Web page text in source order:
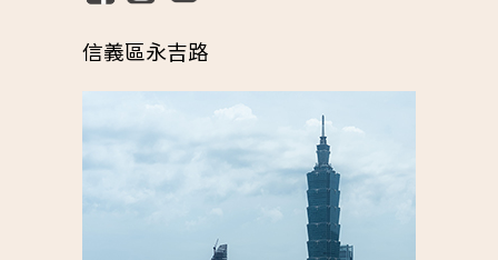
信義區永吉路